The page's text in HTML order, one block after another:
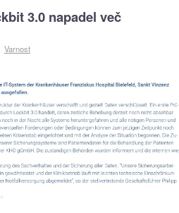
3.0 napadel več
Varnost